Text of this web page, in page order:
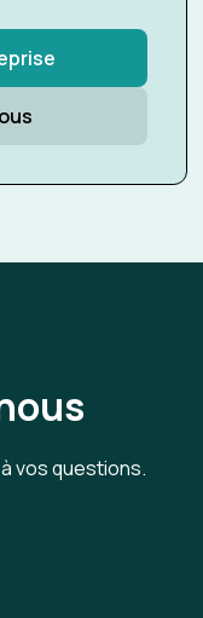
vos questions.